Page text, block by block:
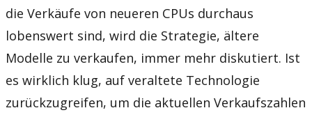
die Verkäufe von neueren CPUs durchaus
lobenswert sind, wird die Strategie, ältere
Modelle zu verkaufen, immer mehr diskutiert. Ist
es wirklich klug, auf veraltete Technologie
zurückzugreifen, um die aktuellen Verkaufszahlen